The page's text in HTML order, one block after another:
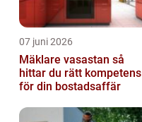
07 juni 2026
Mäklare vasastan så
hittar du rätt kompetens
för din bostadsaffär